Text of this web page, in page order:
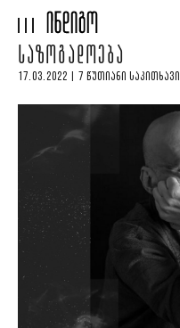
ᲡᲐᲖᲝᲒᲐᲓᲝᲔᲑᲐ
17.03.2022 | 7 ᲬᲣᲗᲘᲐᲜᲘ ᲡᲐᲙᲘᲗᲮᲐᲕᲘ